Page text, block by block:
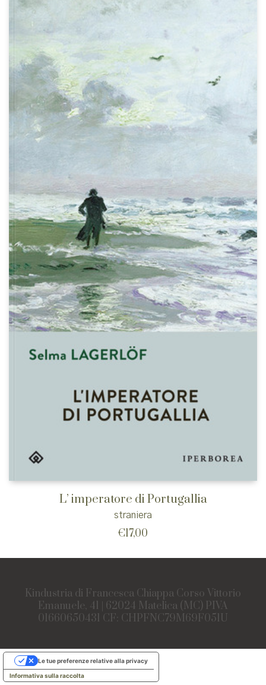
L’ imperatore di Portugallia
straniera
€17,00
Kindustria di Francesca Chiappa Corso Vittorio
Emanuele, 41 | 62024 Matelica (MC) PIVA
01660650431 CF: CHPFNC79M69F051U
Informativa sulla raccolta
Le tue preferenze relative alla privacy